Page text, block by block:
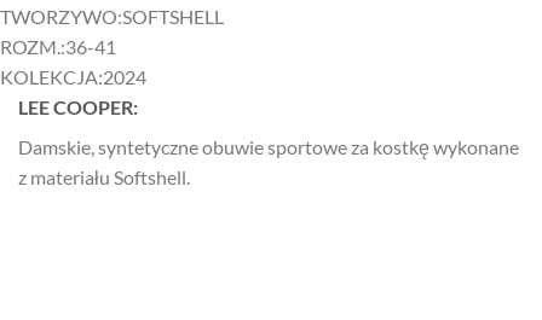
TWORZYWO:SOFTSHELL
ROZM.:36-41
KOLEKCJA:2024
LEE COOPER:
Damskie, syntetyczne obuwie sportowe za kostkę wykonane
z materiału Softshell.